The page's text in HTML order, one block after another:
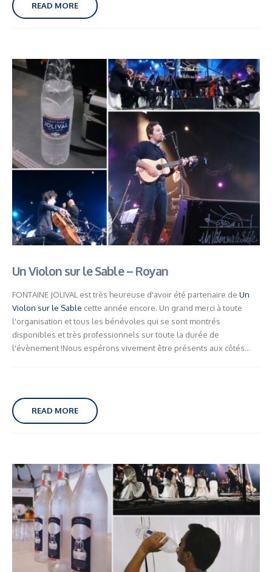
READ MORE
Un Violon sur le Sable – Royan
FONTAINE JOLIVAL est très heureuse d'avoir été partenaire de Un
Violon sur le Sable cette année encore. Un grand merci à toute
l'organisation et tous les bénévoles qui se sont montrés
disponibles et très professionnels sur toute la durée de
l'évènement !Nous espérons vivement être présents aux côtés...
READ MORE